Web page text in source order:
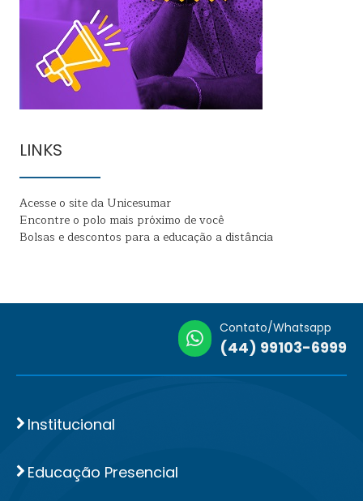
LINKS
Acesse o site da Unicesumar
Encontre o polo mais próximo de você
Bolsas e descontos para a educação a distância
Contato/Whatsapp
(44) 99103-6999
Institucional
Educação Presencial